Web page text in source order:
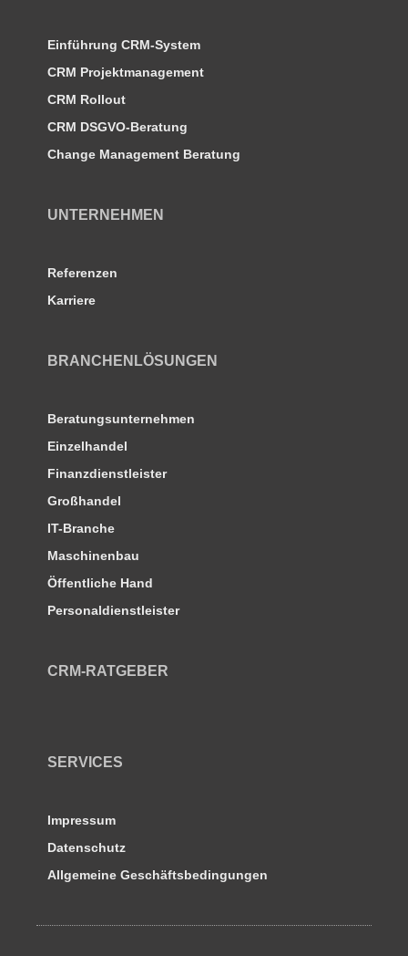
Einführung CRM-System
CRM Projektmanagement
CRM Rollout
CRM DSGVO-Beratung
Change Management Beratung
UNTERNEHMEN
Referenzen
Karriere
BRANCHENLÖSUNGEN
Beratungsunternehmen
Einzelhandel
Finanzdienstleister
Großhandel
IT-Branche
Maschinenbau
Öffentliche Hand
Personaldienstleister
CRM-RATGEBER
SERVICES
Impressum
Datenschutz
Allgemeine Geschäftsbedingungen